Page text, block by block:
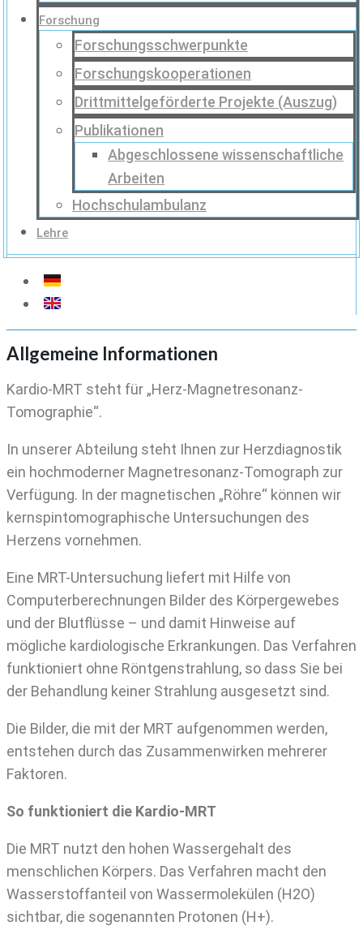
Forschung
Forschungsschwerpunkte
Forschungskooperationen
Drittmittelgeförderte Projekte (Auszug)
Publikationen
Abgeschlossene wissenschaftliche
Arbeiten
Hochschulambulanz
Lehre
Allgemeine Informationen
Kardio-MRT steht für „Herz-Magnetresonanz-
Tomographie“.
In unserer Abteilung steht Ihnen zur Herzdiagnostik
ein hochmoderner Magnetresonanz-Tomograph zur
Verfügung. In der magnetischen „Röhre“ können wir
kernspintomographische Untersuchungen des
Herzens vornehmen.
Eine MRT-Untersuchung liefert mit Hilfe von
Computerberechnungen Bilder des Körpergewebes
und der Blutflüsse – und damit Hinweise auf
mögliche kardiologische Erkrankungen. Das Verfahren
funktioniert ohne Röntgenstrahlung, so dass Sie bei
der Behandlung keiner Strahlung ausgesetzt sind.
Die Bilder, die mit der MRT aufgenommen werden,
entstehen durch das Zusammenwirken mehrerer
Faktoren.
So funktioniert die Kardio-MRT
Die MRT nutzt den hohen Wassergehalt des
menschlichen Körpers. Das Verfahren macht den
Wasserstoffanteil von Wassermolekülen (H2O)
sichtbar, die sogenannten Protonen (H+).